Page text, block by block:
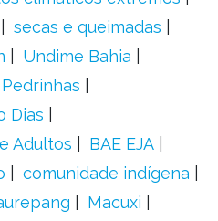
secas e queimadas
Undime Bahia
Pedrinhas
Dias
Adultos
BAE EJA
comunidade indígena
Macuxi